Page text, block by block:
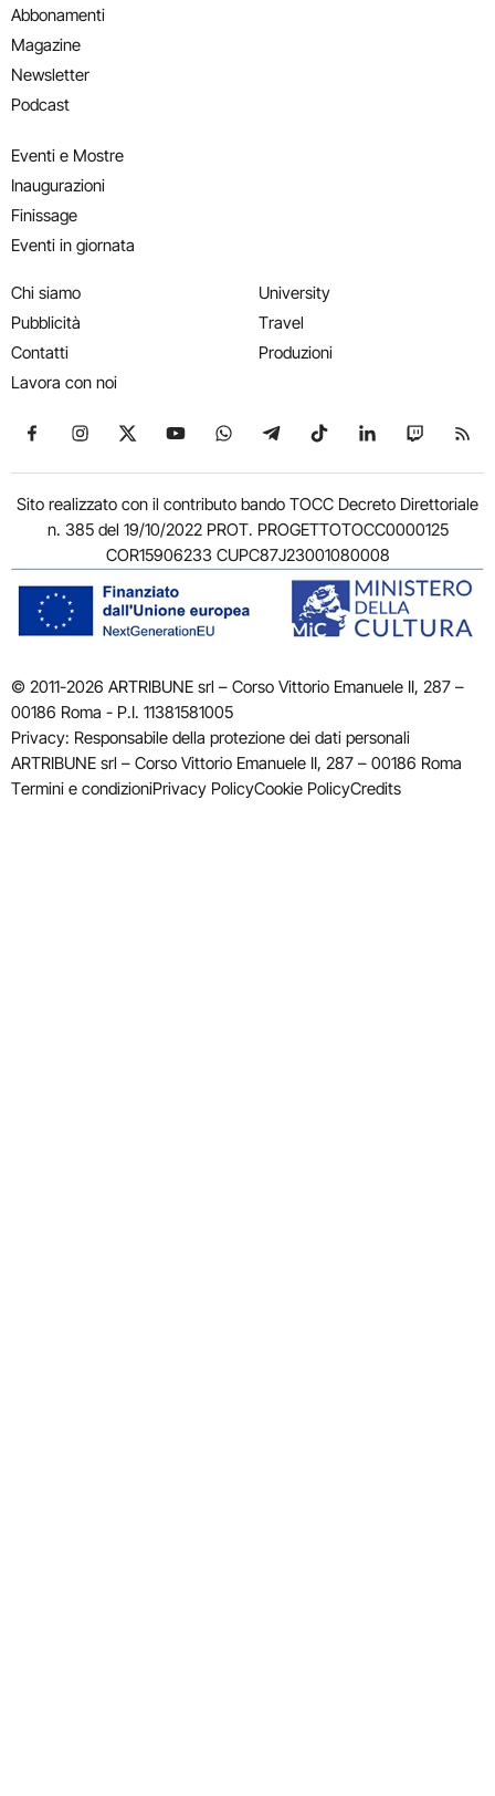
Abbonamenti
Magazine
Newsletter
Podcast
Eventi e Mostre
Inaugurazioni
Finissage
Eventi in giornata
Chi siamo
Pubblicità
Contatti
Lavora con noi
University
Travel
Produzioni
Seguici su Facebook
Seguici su Instagram
Seguici su X
Seguici su YouTube
Seguici su WhatsApp
Seguici su Telegram
Seguici su TikTok
Seguici su
Seguici
Sito realizzato con il contributo bando TOCC Decreto Direttoriale
n. 385 del 19/10/2022 PROT. PROGETTOTOCC0000125
COR15906233 CUPC87J23001080008
© 2011-2026 ARTRIBUNE srl – Corso Vittorio Emanuele II, 287 –
00186 Roma - P.I. 11381581005
Privacy: Responsabile della protezione dei dati personali
ARTRIBUNE srl – Corso Vittorio Emanuele II, 287 – 00186 Roma
Termini e condizioniPrivacy PolicyCookie PolicyCredits